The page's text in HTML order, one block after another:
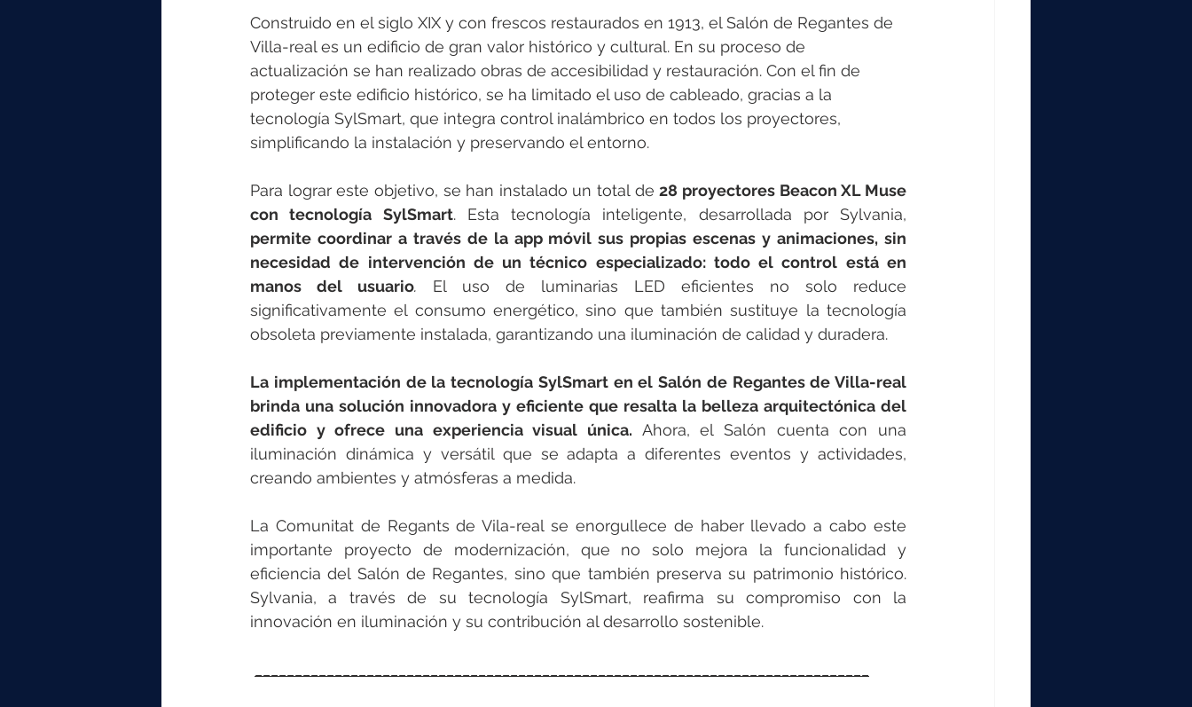
Construido en el siglo XIX y con frescos restaurados en 1913, el Salón de Regantes de
Villa-real es un edificio de gran valor histórico y cultural. En su proceso de
actualización se han realizado obras de accesibilidad y restauración. Con el fin de
proteger este edificio histórico, se ha limitado el uso de cableado, gracias a la
tecnología SylSmart, que integra control inalámbrico en todos los proyectores,
simplificando la instalación y preservando el entorno.
Para lograr este objetivo, se han instalado un total de 28 proyectores Beacon XL Muse
con tecnología SylSmart. Esta tecnología inteligente, desarrollada por Sylvania,
permite coordinar a través de la app móvil sus propias escenas y animaciones, sin
necesidad de intervención de un técnico especializado: todo el control está en
manos del usuario. El uso de luminarias LED eficientes no solo reduce
significativamente el consumo energético, sino que también sustituye la tecnología
obsoleta previamente instalada, garantizando una iluminación de calidad y duradera.
La implementación de la tecnología SylSmart en el Salón de Regantes de Villa-real
brinda una solución innovadora y eficiente que resalta la belleza arquitectónica del
edificio y ofrece una experiencia visual única. Ahora, el Salón cuenta con una
iluminación dinámica y versátil que se adapta a diferentes eventos y actividades,
creando ambientes y atmósferas a medida.
La Comunitat de Regants de Vila-real se enorgullece de haber llevado a cabo este
importante proyecto de modernización, que no solo mejora la funcionalidad y
eficiencia del Salón de Regantes, sino que también preserva su patrimonio histórico.
Sylvania, a través de su tecnología SylSmart, reafirma su compromiso con la
innovación en iluminación y su contribución al desarrollo sostenible.